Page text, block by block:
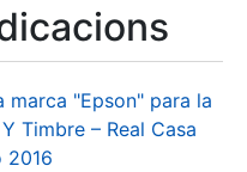
"Epson" para la
Timbre – Real Casa
2016